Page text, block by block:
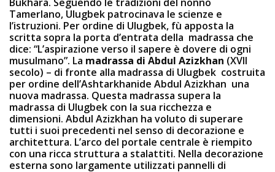
Tamerlano, Ulugbek patrocinava le scienze e
l’istruzioni. Per ordine di Ulugbek, fù apposta la
scritta sopra la porta d’entrata della madrassa che
dice: “L’aspirazione verso il sapere è dovere di ogni
musulmano”. La madrassa di Abdul Azizkhan (XVII
secolo) – di fronte alla madrassa di Ulugbek costruita
per ordine dell’Ashtarkhanide Abdul Azizkhan una
nuova madrassa. Questa madrassa supera la
madrassa di Ulugbek con la sua ricchezza e
dimensioni. Abdul Azizkhan ha voluto di superare
tutti i suoi precedenti nel senso di decorazione e
architettura. L’arco del portale centrale è riempito
con una ricca struttura a stalattiti. Nella decorazione
esterna sono largamente utilizzati pannelli di